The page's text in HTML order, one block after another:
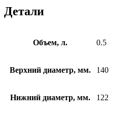
Детали
Объем, л. 0.5
Верхний диаметр, мм. 140
Нижний диаметр, мм. 122